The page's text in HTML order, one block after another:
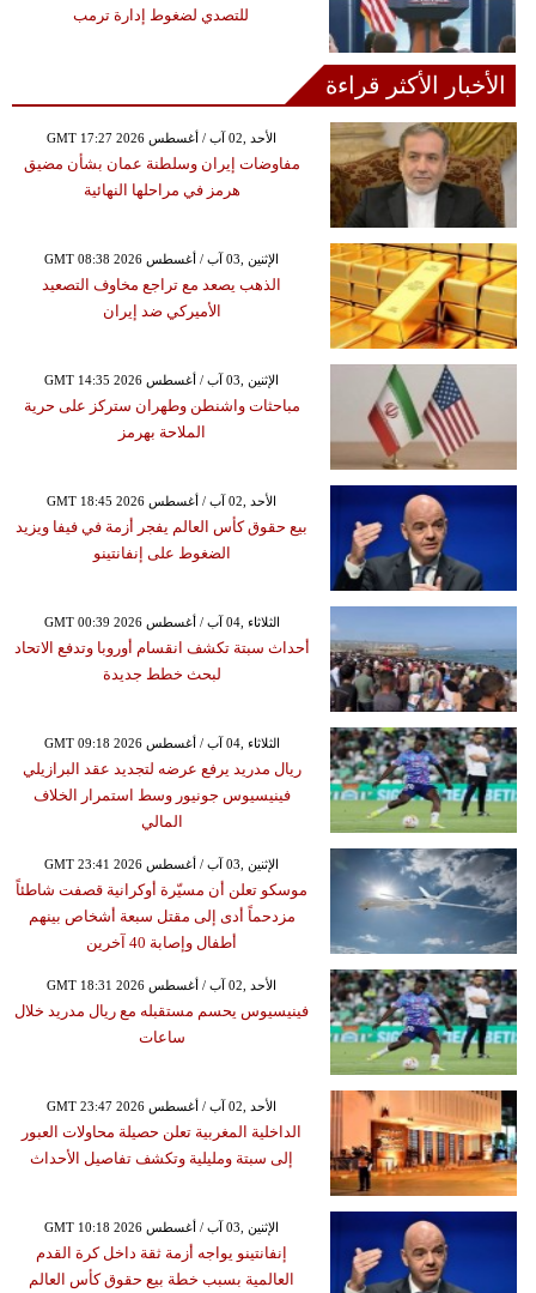
للتصدي لضغوط إدارة ترمب
الأخبار الأكثر قراءة
GMT 17:27 2026 الأحد ,02 آب / أغسطس
مفاوضات إيران وسلطنة عمان بشأن مضيق
هرمز في مراحلها النهائية
GMT 08:38 2026 الإثنين ,03 آب / أغسطس
الذهب يصعد مع تراجع مخاوف التصعيد
الأميركي ضد إيران
GMT 14:35 2026 الإثنين ,03 آب / أغسطس
مباحثات واشنطن وطهران ستركز على حرية
الملاحة بهرمز
GMT 18:45 2026 الأحد ,02 آب / أغسطس
بيع حقوق كأس العالم يفجر أزمة في فيفا ويزيد
الضغوط على إنفانتينو
GMT 00:39 2026 الثلاثاء ,04 آب / أغسطس
أحداث سبتة تكشف انقسام أوروبا وتدفع الاتحاد
لبحث خطط جديدة
GMT 09:18 2026 الثلاثاء ,04 آب / أغسطس
ريال مدريد يرفع عرضه لتجديد عقد البرازيلي
فينيسيوس جونيور وسط استمرار الخلاف
المالي
GMT 23:41 2026 الإثنين ,03 آب / أغسطس
موسكو تعلن أن مسيّرة أوكرانية قصفت شاطئاً
مزدحماً أدى إلى مقتل سبعة أشخاص بينهم
أطفال وإصابة 40 آخرين
GMT 18:31 2026 الأحد ,02 آب / أغسطس
فينيسيوس يحسم مستقبله مع ريال مدريد خلال
ساعات
GMT 23:47 2026 الأحد ,02 آب / أغسطس
الداخلية المغربية تعلن حصيلة محاولات العبور
إلى سبتة ومليلية وتكشف تفاصيل الأحداث
GMT 10:18 2026 الإثنين ,03 آب / أغسطس
إنفانتينو يواجه أزمة ثقة داخل كرة القدم
العالمية بسبب خطة بيع حقوق كأس العالم